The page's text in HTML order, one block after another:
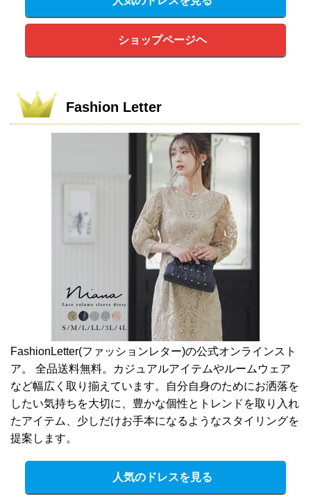
ショップページヘ
Fashion Letter
FashionLetter(ファッションレター)の公式オンラインスト
ア。 全品送料無料。カジュアルアイテムやルームウェア
など幅広く取り揃えています。自分自身のためにお洒落を
したい気持ちを大切に、豊かな個性とトレンドを取り入れ
たアイテム、少しだけお手本になるようなスタイリングを
提案します。
人気のドレスを見る